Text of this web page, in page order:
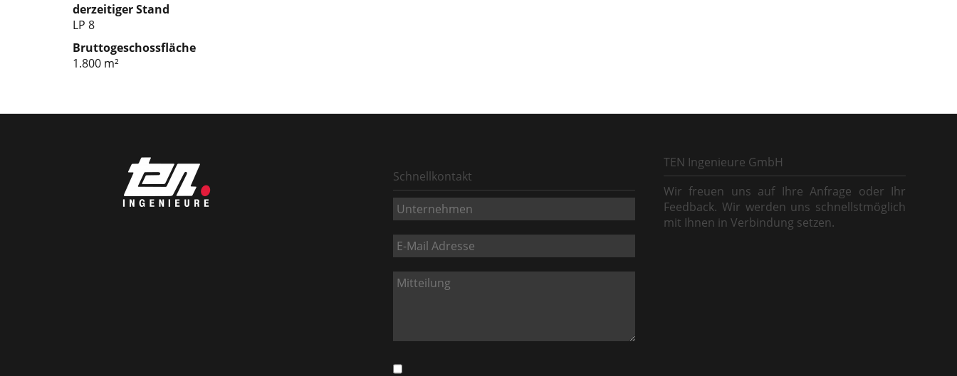
derzeitiger Stand
LP 8
Bruttogeschossfläche
1.800 m²
Schnellkontakt
TEN Ingenieure GmbH
Wir freuen uns auf Ihre Anfrage oder Ihr
Feedback. Wir werden uns schnellstmöglich
mit Ihnen in Verbindung setzen.